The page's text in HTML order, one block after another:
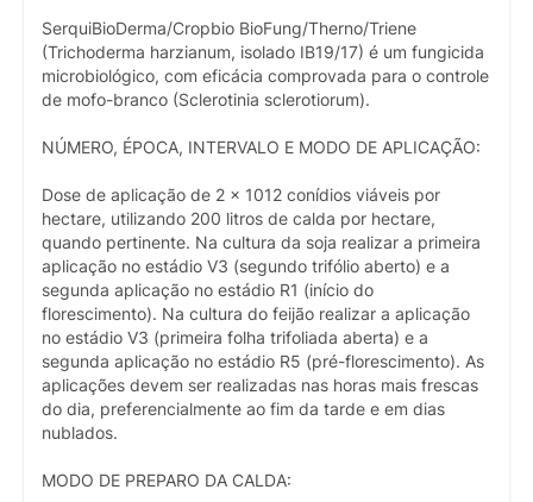
SerquiBioDerma/Cropbio BioFung/Therno/Triene
(Trichoderma harzianum, isolado IB19/17) é um fungicida
microbiológico, com eficácia comprovada para o controle
de mofo-branco (Sclerotinia sclerotiorum).
NÚMERO, ÉPOCA, INTERVALO E MODO DE APLICAÇÃO:
Dose de aplicação de 2 x 1012 conídios viáveis por
hectare, utilizando 200 litros de calda por hectare,
quando pertinente. Na cultura da soja realizar a primeira
aplicação no estádio V3 (segundo trifólio aberto) e a
segunda aplicação no estádio R1 (início do
florescimento). Na cultura do feijão realizar a aplicação
no estádio V3 (primeira folha trifoliada aberta) e a
segunda aplicação no estádio R5 (pré-florescimento). As
aplicações devem ser realizadas nas horas mais frescas
do dia, preferencialmente ao fim da tarde e em dias
nublados.
MODO DE PREPARO DA CALDA: